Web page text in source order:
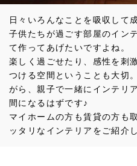
日々いろんなことを吸収して
子供たちが過ごす部屋のイン
て作ってあげたいですよね。
楽しく過ごせたり、感性を刺
つける空間ということも大切
がら、親子で一緒にインテリ
間になるはずです♪
マイホームの方も賃貸の方も
ッタリなインテリアをご紹介